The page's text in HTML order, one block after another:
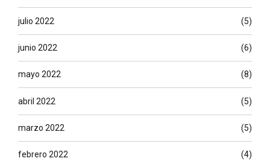
julio 2022 (5)
junio 2022 (6)
mayo 2022 (8)
abril 2022 (5)
marzo 2022 (5)
febrero 2022 (4)